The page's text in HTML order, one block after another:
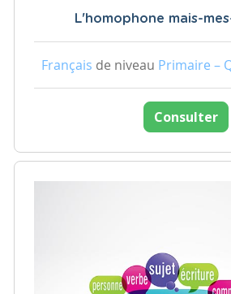
L'homophone mais-
Français de niveau Primaire –
Consulter